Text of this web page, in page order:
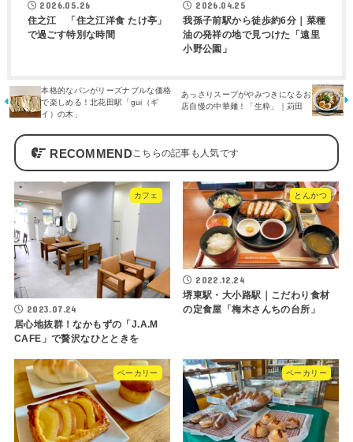
2026.05.26
住之江 「住之江洋食 たけ亭」
で過ごす特別な時間
2026.04.25
我孫子前駅から徒歩約6分｜菜種
油の発祥の地で見つけた「遠里
小野公園」
本格的なパンがリーズナブルな価格
で楽しめる！北花田駅「gui（ギ
イ）の木」
あっさりスープがやみつきになるお
店自慢の中華麺！「生粋」｜苅田
RECOMMEND
カフェ
2023.07.24
居心地抜群！なかもずの「J.A.M
CAFE」で贅沢なひとときを
とんかつ
2022.12.24
堺東駅・大小路駅｜こだわり食材
の定食屋「梅木さんちの台所」
ベーカリー ベーカリー